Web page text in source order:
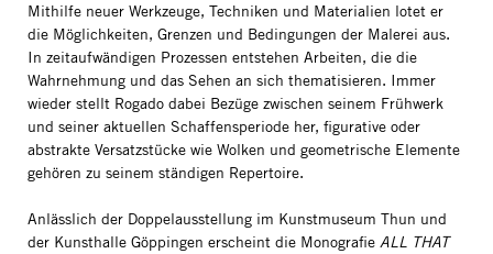
Mithilfe neuer Werkzeuge, Techniken und Materialien lotet er
die Möglichkeiten, Grenzen und Bedingungen der Malerei aus.
In zeitaufwändigen Prozessen entstehen Arbeiten, die die
Wahrnehmung und das Sehen an sich thematisieren. Immer
wieder stellt Rogado dabei Bezüge zwischen seinem Frühwerk
und seiner aktuellen Schaffensperiode her, figurative oder
abstrakte Versatzstücke wie Wolken und geometrische Elemente
gehören zu seinem ständigen Repertoire.
Anlässlich der Doppelausstellung im Kunstmuseum Thun und
der Kunsthalle Göppingen erscheint die Monografie ALL THAT